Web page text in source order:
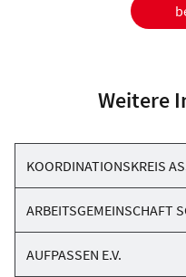
Weitere
KOORDINATIONSKREIS
ARBEITSGEMEINSCHAFT
AUFPASSEN E.V.